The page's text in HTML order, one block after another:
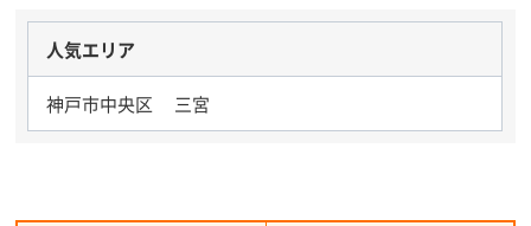
人気エリア
神戸市中央区 三宮